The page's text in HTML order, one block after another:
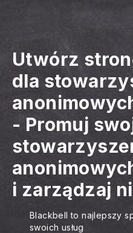
Utwórz
dla
- Promuj
i zarządzaj
Blackbell to najlepszy
swoich usług